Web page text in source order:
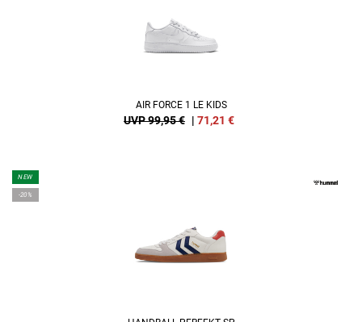
AIR FORCE 1 LE KIDS
UVP 99,95 € | 71,21 €
NEW
-20%